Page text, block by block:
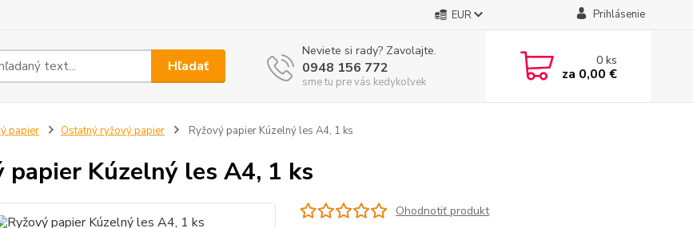
EUR Prihlásenie
Hľadať
Neviete si rady? Zavolajte.
0948 156 772
sme tu pre vás kedykoľvek
0ks
za 0,00 €
papier Ostatný ryžový papier Ryžový papier Kúzelný les A4, 1 ks
papier Kúzelný les A4, 1 ks
Ohodnotiť produkt